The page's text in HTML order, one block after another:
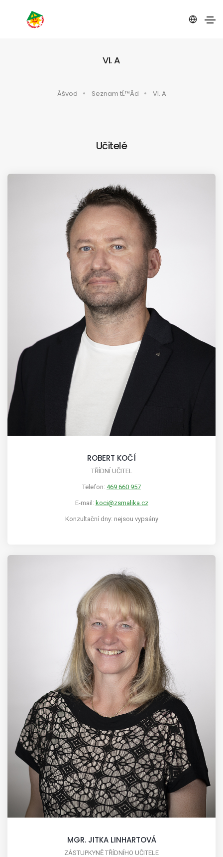
VI. A
Ăšvod Seznam tĹ™Ă­d VI. A
Učitelé
ROBERT KOČÍ
TŘÍDNÍ UČITEL
Telefon: 469 660 957
E-mail: koci@zsmalika.cz
Konzultační dny: nejsou vypsány
MGR. JITKA LINHARTOVÁ
ZÁSTUPKYNĚ TŘÍDNÍHO UČITELE